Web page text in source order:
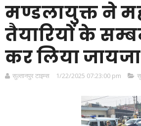
मण्डलायुक्त ने
तैयारियों के
कर लिया जायजा
सुल्तानपुर टाइम्स 1/22/2025 07:23:00 pm